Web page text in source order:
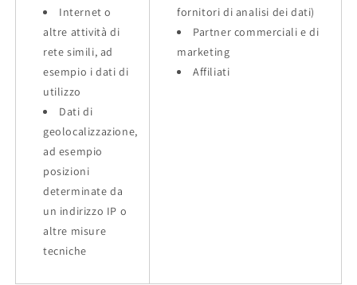
Internet o
altre attività di
rete simili, ad
esempio i dati di
utilizzo
Dati di
geolocalizzazione,
ad esempio
posizioni
determinate da
un indirizzo IP o
altre misure
tecniche
fornitori di analisi dei dati)
Partner commerciali e di
marketing
Affiliati